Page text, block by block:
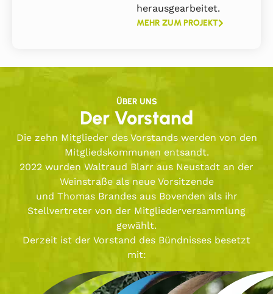
herausgearbeitet.
MEHR ZUM PROJEKT
ÜBER UNS
Der Vorstand
Die zehn Mitglieder des Vorstands werden von den
Mitgliedskommunen entsandt.
2022 wurden Waltraud Blarr aus Neustadt an der
Weinstraße als neue Vorsitzende
und Thomas Brandes aus Bovenden als ihr
Stellvertreter von der Mitgliederversammlung
gewählt.
Derzeit ist der Vorstand des Bündnisses besetzt
mit: